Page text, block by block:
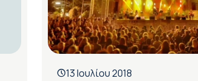
13 Ιουλίου 2018